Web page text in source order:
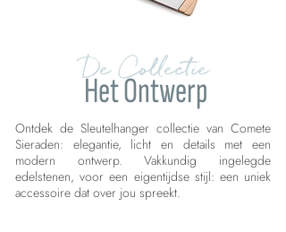
De Collectie
Het Ontwerp
Ontdek de Sleutelhanger collectie van Comete
Sieraden: elegantie, licht en details met een
modern ontwerp. Vakkundig ingelegde
edelstenen, voor een eigentijdse stijl: een uniek
accessoire dat over jou spreekt.